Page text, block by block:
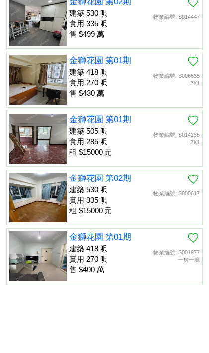
物業編號: S014447
建築 530 呎
實用 335 呎
售 $499 萬
物業編號: S006635
2X1
金獅花園 第01期
建築 418 呎
實用 270 呎
售 $430 萬
物業編號: S014235
2X1
金獅花園 第01期
建築 505 呎
實用 285 呎
租 $15000 元
物業編號: S000617
金獅花園 第02期
建築 530 呎
實用 335 呎
租 $15000 元
物業編號: S001977
一房一廳
金獅花園 第01期
建築 418 呎
實用 270 呎
售 $400 萬